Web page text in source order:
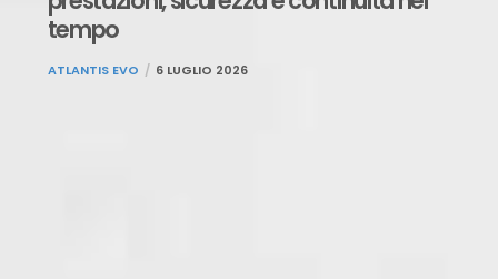
tempo
ATLANTIS EVO 6 LUGLIO 2026